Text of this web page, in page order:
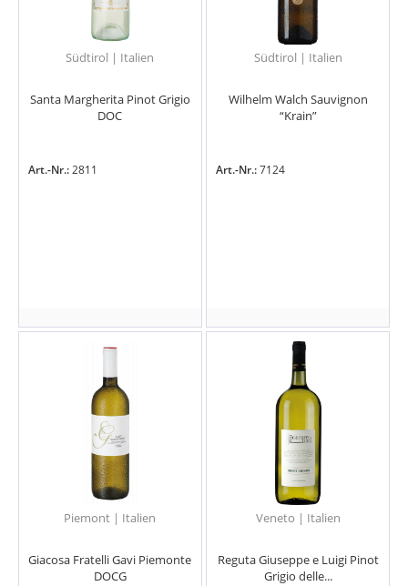
Südtirol | Italien
Santa Margherita Pinot Grigio
DOC
Art.-Nr.:2811
Südtirol | Italien
Wilhelm Walch Sauvignon
“Krain”
Art.-Nr.:7124
Piemont | Italien
Giacosa Fratelli Gavi Piemonte
DOCG
Veneto | Italien
Reguta Giuseppe e Luigi Pinot
Grigio delle...